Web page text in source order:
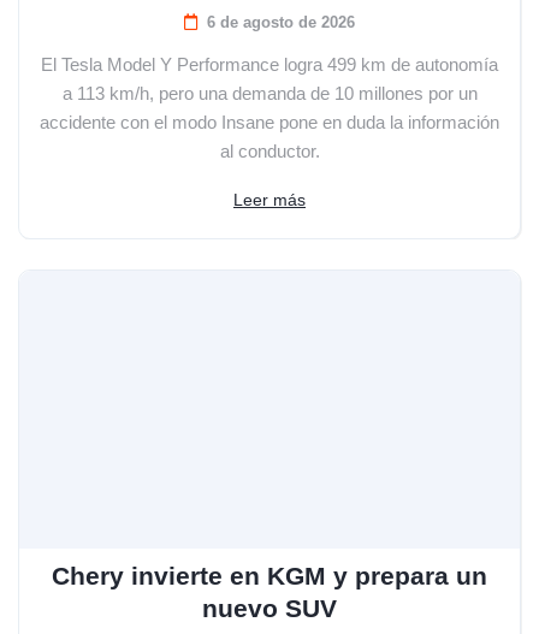
6 de agosto de 2026
El Tesla Model Y Performance logra 499 km de autonomía
a 113 km/h, pero una demanda de 10 millones por un
accidente con el modo Insane pone en duda la información
al conductor.
Leer más
Chery invierte en KGM y prepara un
nuevo SUV